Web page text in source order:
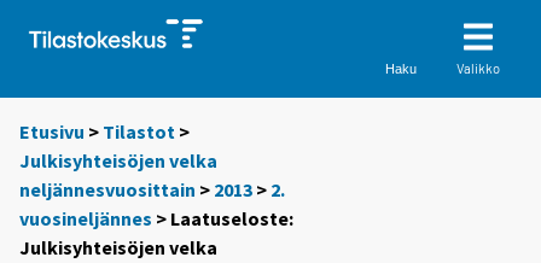
Haku Valikko
Etusivu > Tilastot >
Julkisyhteisöjen velka
neljännesvuosittain > 2013 > 2.
vuosineljännes > Laatuseloste:
Julkisyhteisöjen velka